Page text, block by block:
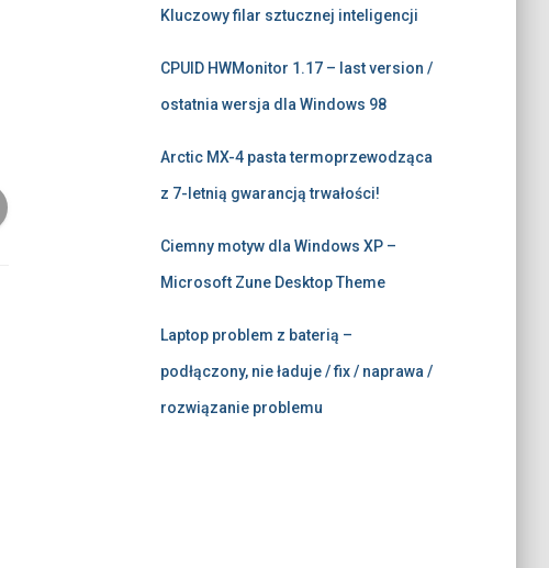
Kluczowy filar sztucznej inteligencji
CPUID HWMonitor 1.17 – last version /
ostatnia wersja dla Windows 98
Arctic MX-4 pasta termoprzewodząca
z 7-letnią gwarancją trwałości!
Ciemny motyw dla Windows XP –
Microsoft Zune Desktop Theme
Laptop problem z baterią –
podłączony, nie ładuje / fix / naprawa /
rozwiązanie problemu